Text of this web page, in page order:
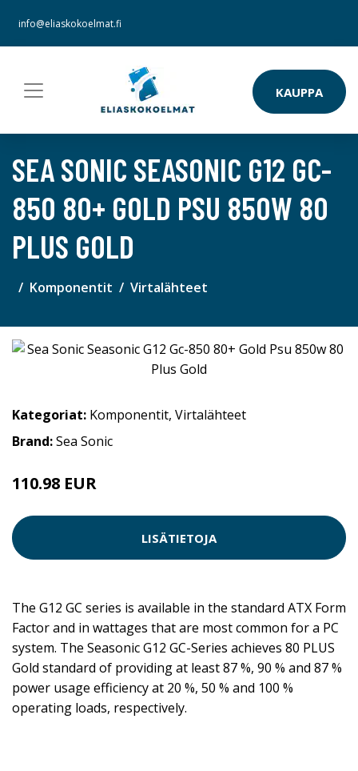
info@eliaskokoelmat.fi
KAUPPA
SEA SONIC SEASONIC G12 GC-
850 80+ GOLD PSU 850W 80
PLUS GOLD
Komponentit Virtalähteet
Kategoriat: Komponentit, Virtalähteet
Brand:Sea Sonic
110.98 EUR
LISÄTIETOJA
The G12 GC series is available in the standard ATX Form
Factor and in wattages that are most common for a PC
system. The Seasonic G12 GC-Series achieves 80 PLUS
Gold standard of providing at least 87 %, 90 % and 87 %
power usage efficiency at 20 %, 50 % and 100 %
operating loads, respectively.